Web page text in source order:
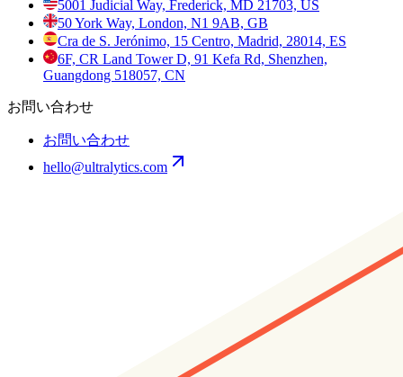
5001 Judicial Way, Frederick, MD 21703, US
50 York Way, London, N1 9AB, GB
Cra de S. Jerónimo, 15 Centro, Madrid, 28014, ES
6F, CR Land Tower D, 91 Kefa Rd, Shenzhen,
Guangdong 518057, CN
お問い合わせ
お問い合わせ
hello@ultralytics.com